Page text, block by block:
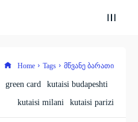
Home Tags მწვანე ბარათი
green card
kutaisi budapeshti
kutaisi milani
kutaisi parizi